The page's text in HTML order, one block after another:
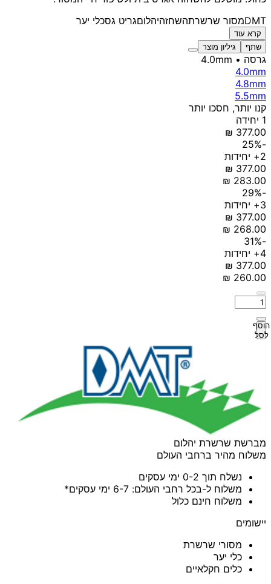
DMTמסור שרשרתהשחזהיהלוםגריט גסכלי יער
קרא עוד
שתף
גיליון מוצר
גרסה • 4.0mm
4.0mm
4.8mm
5.5mm
קנו יותר, חסכו יותר
1 יחידה
-25%
2+ יחידות
-29%
3+ יחידות
-31%
4+ יחידות
הוסף
לסל
מברשת שרשרת יהלום
משלוח מהיר ברחבי העולם
נשלח תוך 0-2 ימי עסקים
משלוח ל-בכל רחבי העולם: 6-7 ימי עסקים*
משלוח חינם כלול
יישומים
מסורי שרשרת
כלי יער
כלים חקלאיים